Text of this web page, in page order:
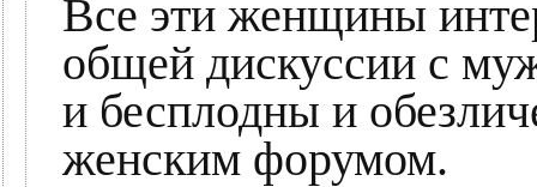
Все эти женщины
общей дискуссии с
и бесплодны и
женским форумом.